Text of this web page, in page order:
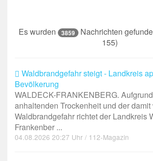
Es wurden 3859
Nachrichten
155)
Waldbrandgefahr steigt - Landkreis
Bevölkerung
WALDECK-FRANKENBERG.
anhaltenden Trockenheit und der
Waldbrandgefahr richtet der Landkreis
Frankenber ...
04.08.2026 20:27 Uhr / 112-Magazin